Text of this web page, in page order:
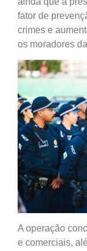
fator de
crimes e
os moradores
A operação
e comerciais,